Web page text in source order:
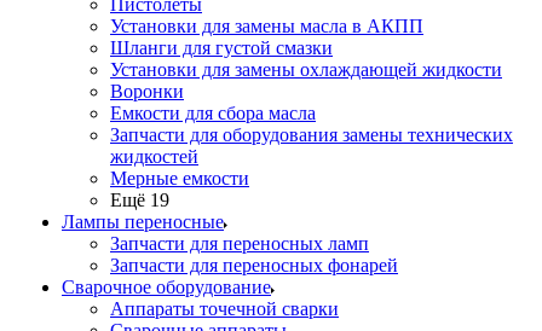
Пистолеты
Установки для замены масла в АКПП
Шланги для густой смазки
Установки для замены охлаждающей жидкости
Воронки
Емкости для сбора масла
Запчасти для оборудования замены технических
жидкостей
Мерные емкости
Ещё 19
Лампы переносные
Запчасти для переносных ламп
Запчасти для переносных фонарей
Сварочное оборудование
Аппараты точечной сварки